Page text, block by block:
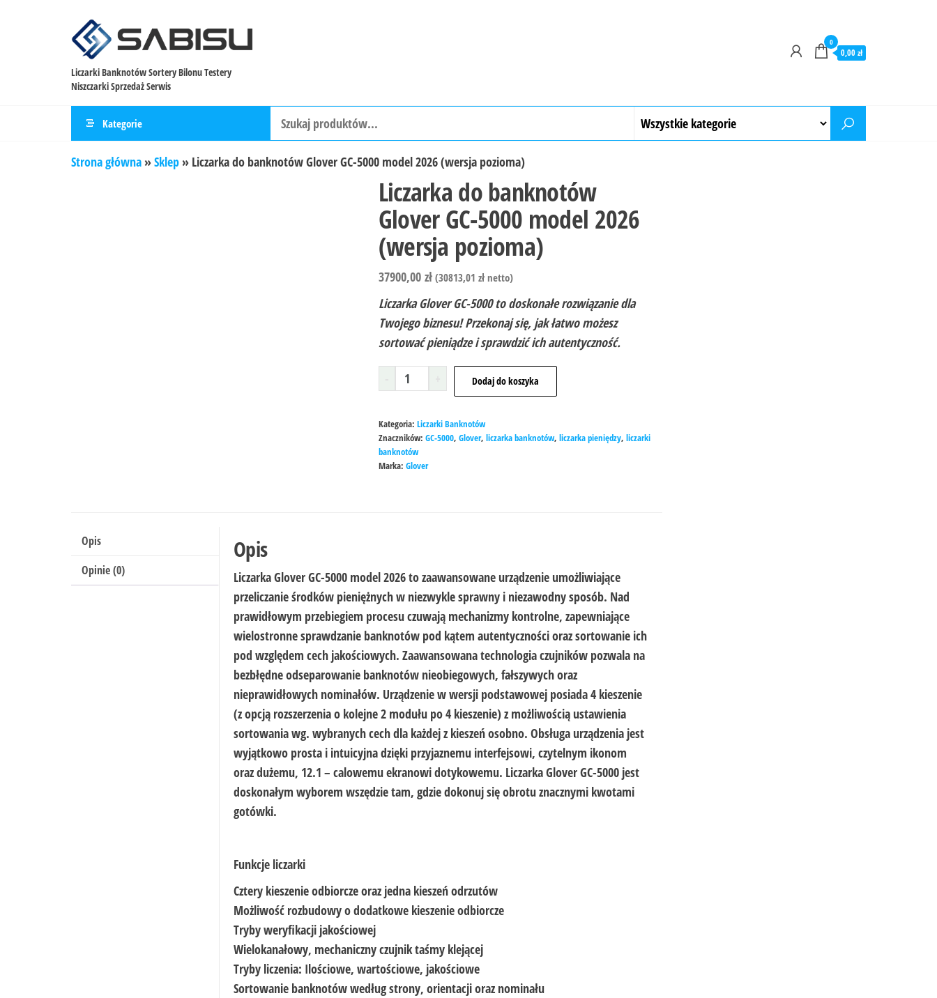
Liczarki Banknotów Sortery Bilonu Testery
Niszczarki Sprzedaż Serwis
0
0,00 zł
Kategorie
Strona główna »Sklep » Liczarka do banknotów Glover GC-5000 model 2026 (wersja pozioma)
Liczarka do banknotów
Glover GC-5000 model 2026
(wersja pozioma)
37900,00 zł (30813,01 złnetto)
Liczarka Glover GC-5000 to doskonałe rozwiązanie dla
Twojego biznesu! Przekonaj się, jak łatwo możesz
sortować pieniądze i sprawdzić ich autentyczność.
Dodaj do koszyka
Kategoria: Liczarki Banknotów
Znaczników: GC-5000, Glover, liczarka banknotów, liczarka pieniędzy, liczarki
banknotów
Marka: Glover
Opis
Opinie (0)
Opis
LiczarkaGlover GC-5000model 2026 to zaawansowane urządzenie umożliwiające
przeliczanie środków pieniężnych w niezwykle sprawny i niezawodny sposób. Nad
prawidłowym przebiegiem procesu czuwają mechanizmy kontrolne, zapewniające
wielostronne sprawdzanie banknotów pod kątem autentyczności oraz sortowanie ich
pod względem cech jakościowych. Zaawansowana technologia czujników pozwala na
bezbłędne odseparowanie banknotów nieobiegowych, fałszywych oraz
nieprawidłowych nominałów. Urządzenie w wersji podstawowej posiada 4 kieszenie
(z opcją rozszerzenia o kolejne 2 modułu po 4 kieszenie) z możliwością ustawienia
sortowania wg. wybranych cech dla każdej z kieszeń osobno. Obsługa urządzenia jest
wyjątkowo prosta i intuicyjna dzięki przyjaznemu interfejsowi, czytelnym ikonom
oraz dużemu, 12.1 – calowemu ekranowi dotykowemu. Liczarka Glover GC-5000 jest
doskonałym wyborem wszędzie tam, gdzie dokonuj się obrotu znacznymi kwotami
gotówki.
Funkcje liczarki
Cztery kieszenie odbiorcze oraz jedna kieszeń odrzutów
Możliwość rozbudowy o dodatkowe kieszenie odbiorcze
Tryby weryfikacji jakościowej
Wielokanałowy, mechaniczny czujnik taśmy klejącej
Tryby liczenia: Ilościowe, wartościowe, jakościowe
Sortowanie banknotów według strony, orientacji oraz nominału